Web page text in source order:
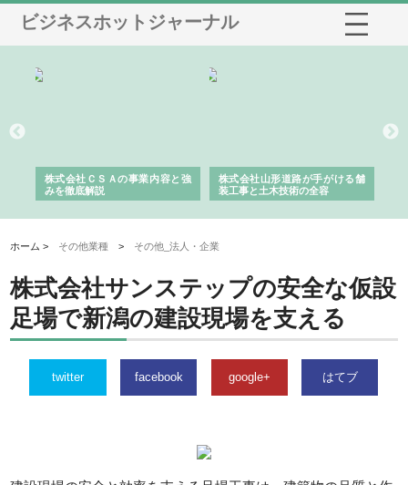
ビジネスホットジャーナル
株式会社ＣＳＡの事業内容と強
みを徹底解説
株式会社山形道路が手がける舗
装工事と土木技術の全容
ホーム > その他業種 > その他_法人・企業
株式会社サンステップの安全な仮設
足場で新潟の建設現場を支える
twitter facebook google+ はてブ